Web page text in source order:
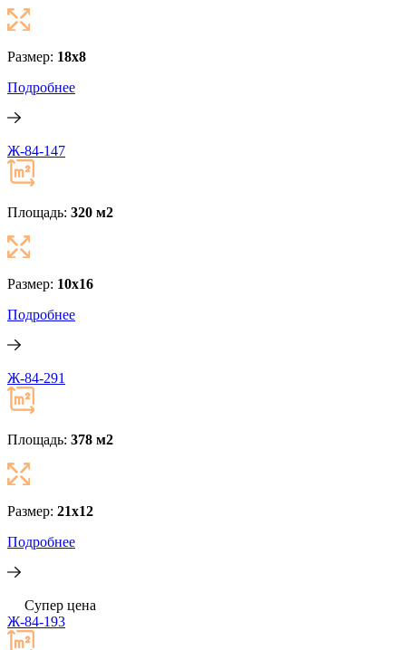
Размер: 18x8
Подробнее
Ж-84-147
Площадь: 320 м2
Размер: 10x16
Подробнее
Ж-84-291
Площадь: 378 м2
Размер: 21x12
Подробнее
Супер цена
Ж-84-193